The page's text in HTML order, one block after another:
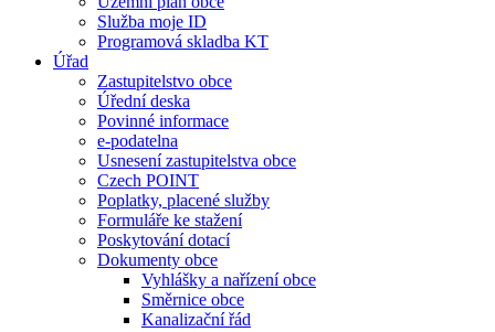
Služba moje ID
Programová skladba KT
Úřad
Zastupitelstvo obce
Úřední deska
Povinné informace
e-podatelna
Usnesení zastupitelstva obce
Czech POINT
Poplatky, placené služby
Formuláře ke stažení
Poskytování dotací
Dokumenty obce
Vyhlášky a nařízení obce
Směrnice obce
Kanalizační řád